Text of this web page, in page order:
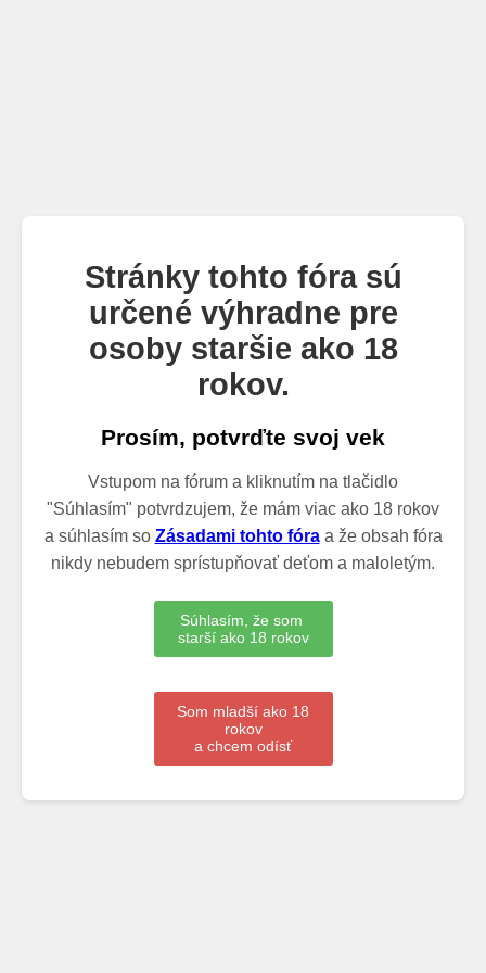
Stránky tohto fóra sú
určené výhradne pre
osoby staršie ako 18
rokov.
Prosím, potvrďte svoj vek
Vstupom na fórum a kliknutím na tlačidlo
"Súhlasím" potvrdzujem, že mám viac ako 18 rokov
a súhlasím so Zásadami tohto fóraa že obsah fóra
nikdy nebudem sprístupňovať deťom a maloletým.
Súhlasím, že som
starší ako 18 rokov
Som mladší ako 18
rokov
a chcem odísť